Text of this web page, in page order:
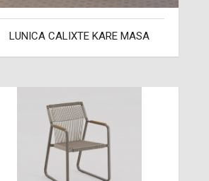
LUNICA CALIXTE KARE MASA